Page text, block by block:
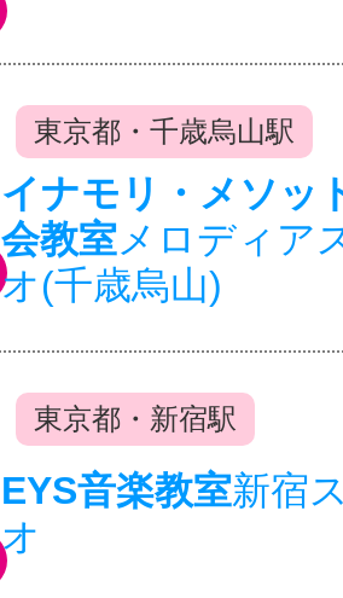
東京都・千歳烏山駅
イナモリ・メソッ
会教室メロディア
オ(千歳烏山)
東京都・新宿駅
EYS音楽教室新宿
オ